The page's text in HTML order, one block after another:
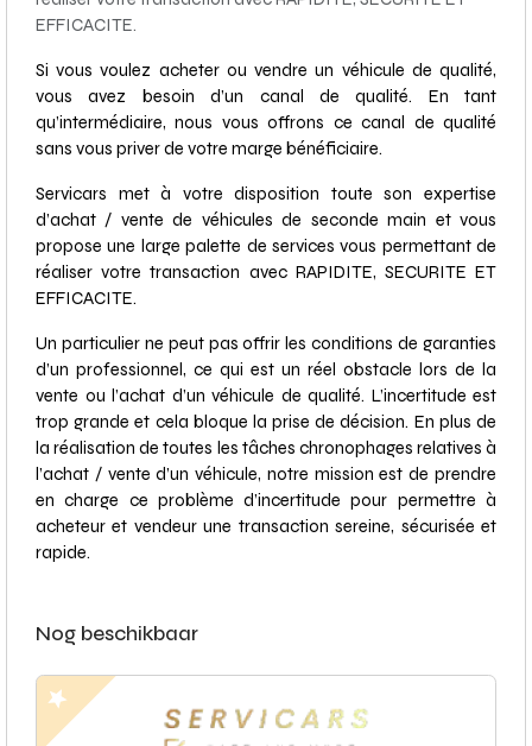
EFFICACITE.
Si vous voulez acheter ou vendre un véhicule de qualité,
vous avez besoin d’un canal de qualité. En tant
qu’intermédiaire, nous vous offrons ce canal de qualité
sans vous priver de votre marge bénéficiaire.
Servicars met à votre disposition toute son expertise
d’achat / vente de véhicules de seconde main et vous
propose une large palette de services vous permettant de
réaliser votre transaction avec RAPIDITE, SECURITE ET
EFFICACITE.
Un particulier ne peut pas offrir les conditions de garanties
d’un professionnel, ce qui est un réel obstacle lors de la
vente ou l’achat d’un véhicule de qualité. L’incertitude est
trop grande et cela bloque la prise de décision. En plus de
la réalisation de toutes les tâches chronophages relatives à
l’achat / vente d’un véhicule, notre mission est de prendre
en charge ce problème d’incertitude pour permettre à
acheteur et vendeur une transaction sereine, sécurisée et
rapide.
Nog beschikbaar